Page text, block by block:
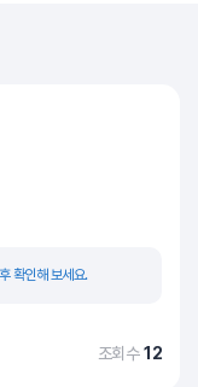
확인해 보세요.
조회수 12